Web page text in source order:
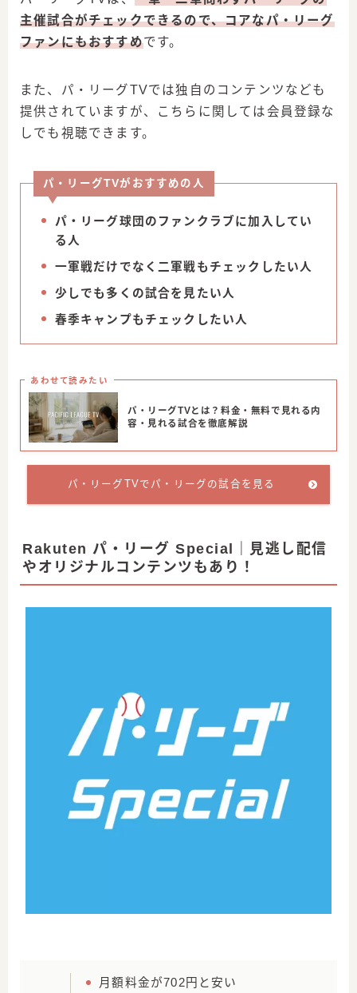
主催試合がチェックできるので、コアなパ・リーグ
ファンにもおすすめです。
また、パ・リーグTVでは独自のコンテンツなども
提供されていますが、こちらに関しては会員登録な
しでも視聴できます。
パ・リーグTVがおすすめの人
パ・リーグ球団のファンクラブに加入してい
る人
一軍戦だけでなく二軍戦もチェックしたい人
少しでも多くの試合を見たい人
春季キャンプもチェックしたい人
あわせて読みたい
パ・リーグTVとは？料金・無料で見れる内
容・見れる試合を徹底解説
パ・リーグTVでパ・リーグの試合を見る
Rakuten パ・リーグ Special｜見逃し配信
やオリジナルコンテンツもあり！
月額料金が702円と安い